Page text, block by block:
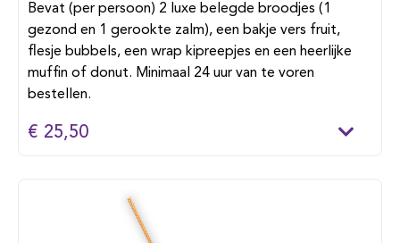
Bevat (per persoon) 2 luxe belegde broodjes (1
gezond en 1 gerookte zalm), een bakje vers fruit,
flesje bubbels, een wrap kipreepjes en een heerlijke
muffin of donut. Minimaal 24 uur van te voren
bestellen.
€ 25,50